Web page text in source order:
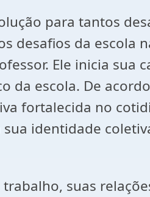
para tantos
da escola
Ele inicia sua
escola. De
fortalecida no
identidade
suas